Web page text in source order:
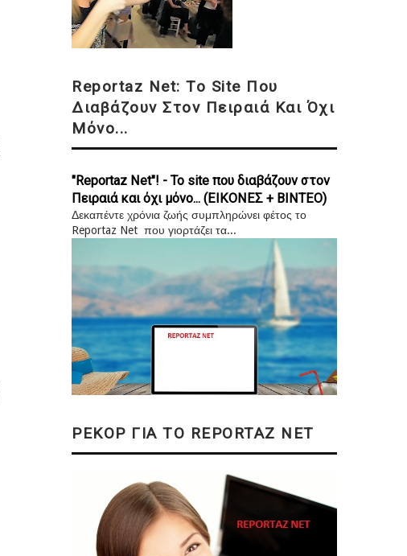
Reportaz Net: Το Site Που
Διαβάζουν Στον Πειραιά Και Όχι
Μόνο...
"Reportaz Net"! - Το site που διαβάζουν στον
Πειραιά και όχι μόνο... (ΕΙΚΟΝΕΣ + ΒΙΝΤΕΟ)
Δεκαπέντε χρόνια ζωής συμπληρώνει φέτος το
Reportaz Net που γιορτάζει τα...
ΡΕΚΟΡ ΓΙΑ ΤΟ REPORTAZ NET